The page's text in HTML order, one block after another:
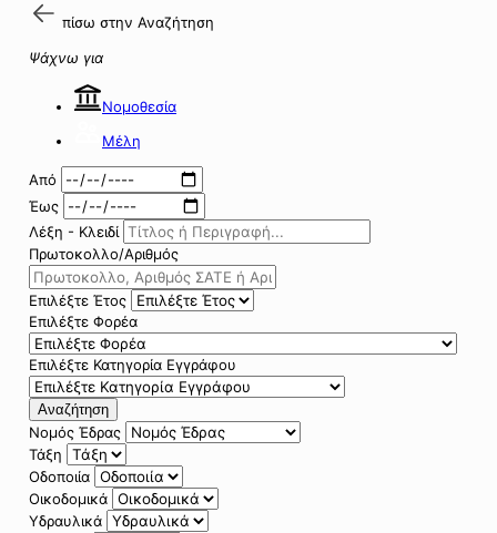
πίσω στην Αναζήτηση
Ψάχνω για
Νομοθεσία
Μέλη
Από
Έως
Λέξη - Κλειδί
Πρωτοκολλο/Αριθμός
Επιλέξτε Έτος
Επιλέξτε Φορέα
Επιλέξτε Κατηγορία Εγγράφου
Αναζήτηση
Νομός Έδρας
Τάξη
Οδοποιία
Οικοδομικά
Υδραυλικά